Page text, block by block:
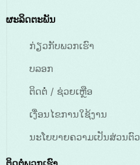
ຜະລິດຕະພັນ
ກ່ຽວກັບພວກເຮົາ
ບລອກ
ຕິດຕໍ່ / ຊ່ວຍເຫຼືອ
ເງື່ອນໄຂການໃຊ້ງານ
ນະໂຍບາຍຄວາມເປັນສ່ວນຕົວ